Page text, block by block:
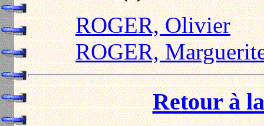
ROGER, Olivier
ROGER,
Retour à